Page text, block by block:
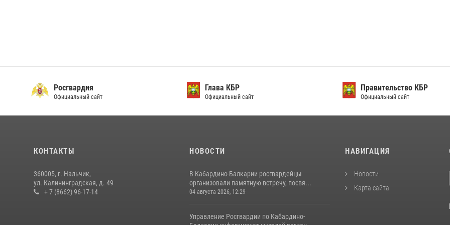
Росгвардия
Официальный сайт
Глава КБР
Официальный сайт
Правительство КБР
Официальный сайт
КОНТАКТЫ
360005, г. Нальчик,
ул. Калининградская, д. 49
+ 7 (8662) 96-17-14
НОВОСТИ
В Кабардино-Балкарии росгвардейцы
организовали памятную встречу, посвя...
04 августа 2026, 12:29
Управление Росгвардии по Кабардино-
НАВИГАЦИЯ
Новости
Карта сайта